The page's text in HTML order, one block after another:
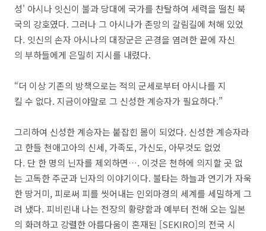
성' 아시나 잇신이 불과 당대에 국가를 찬탈하여 세력을 떨친 북
국의 강호였다. 그러나 그 아시나가 존망의 갈림길에 처해 있었
다. 잇신의 손자 아시나의 대장군은 곤경을 염려한 끝에 자신
의 부하들에게 은밀히 지시를 내렸다.
“더 이상 기존의 방책으로는 적의 군세로부터 아시나를 지
킬 수 없다. 지금이야말로 그 신성한 계승자가 필요하다.”
그리하여 신성한 계승자는 붙잡힌 몸이 되었다. 신성한 계승자라
고 한들 천애고아의 신세, 가족도, 가신도, 아무것도 없었
다. 단 한 명의 닌자를 제외하면…. 이것은 천하에 의지할 곳 없
는 고독한 주군과 닌자의 이야기이다. 불타는 하늘과 연기가 자욱
한 땅거미, 피로써 피를 씻어내는 인외마경의 세계를 세밀하게 그
려 냈다. 피비린내 나는 전장의 황량함과 예부터 전해 오는 일본
의 화려하고 강렬한 아름다움이 혼재된 [SEKIRO]의 전국 시